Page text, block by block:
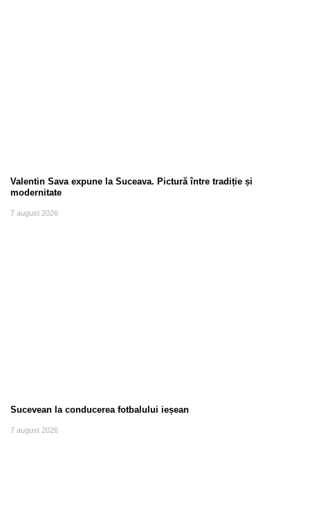
Valentin Sava expune la Suceava. Pictură între tradiție și
modernitate
7 august 2026
Sucevean la conducerea fotbalului ieșean
7 august 2026